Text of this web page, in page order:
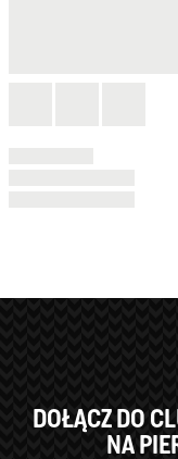
DOŁĄCZ DO
NA